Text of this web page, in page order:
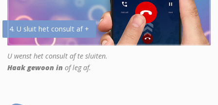
4. U sluit het consult af +
U wenst het consult af te sluiten.
Haak gewoon in of leg af.